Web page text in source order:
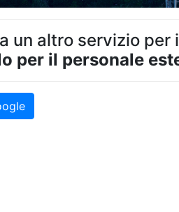
un altro servizio per
per il personale